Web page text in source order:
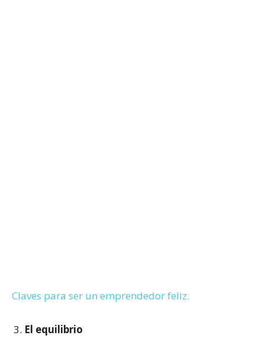
Claves para ser un emprendedor feliz.
El equilibrio